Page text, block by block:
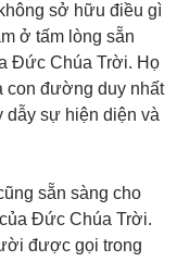
sở hữu điều gì
ở tấm lòng sẵn
Đức Chúa Trời. Họ
con đường duy nhất
dẫy sự hiện diện và
sẵn sàng cho
Đức Chúa Trời.
được gọi trong